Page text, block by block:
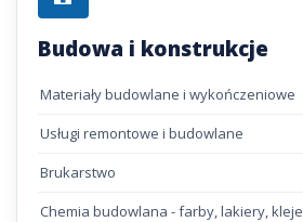
Budowa i konstrukcje
Materiały budowlane i wykończeniowe
Usługi remontowe i budowlane
Brukarstwo
Chemia budowlana - farby, lakiery, kleje